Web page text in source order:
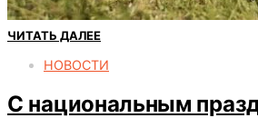
ЧИТАТЬ ДАЛЕЕ
НОВОСТИ
С национальным